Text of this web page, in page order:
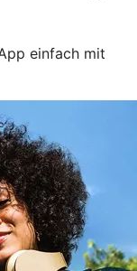
einfach mit